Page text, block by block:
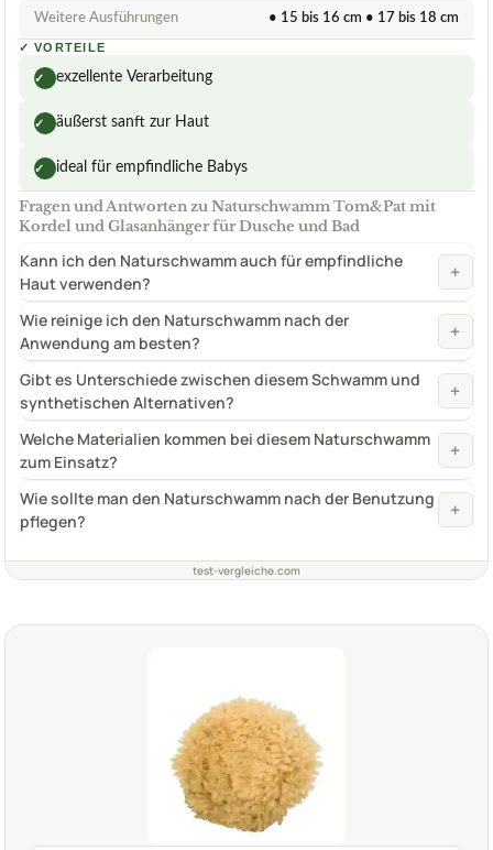
Weitere Ausführungen • 15 bis 16 cm • 17 bis 18 cm
✓ VORTEILE
✓ exzellente Verarbeitung
✓ äußerst sanft zur Haut
✓ ideal für empfindliche Babys
Fragen und Antworten zu Naturschwamm Tom&Pat mit
Kordel und Glasanhänger für Dusche und Bad
Kann ich den Naturschwamm auch für empfindliche
Haut verwenden?
+
Wie reinige ich den Naturschwamm nach der
Anwendung am besten?
+
Gibt es Unterschiede zwischen diesem Schwamm und
synthetischen Alternativen?
+
Welche Materialien kommen bei diesem Naturschwamm
zum Einsatz?
+
Wie sollte man den Naturschwamm nach der Benutzung
pflegen?
+
test-vergleiche.com